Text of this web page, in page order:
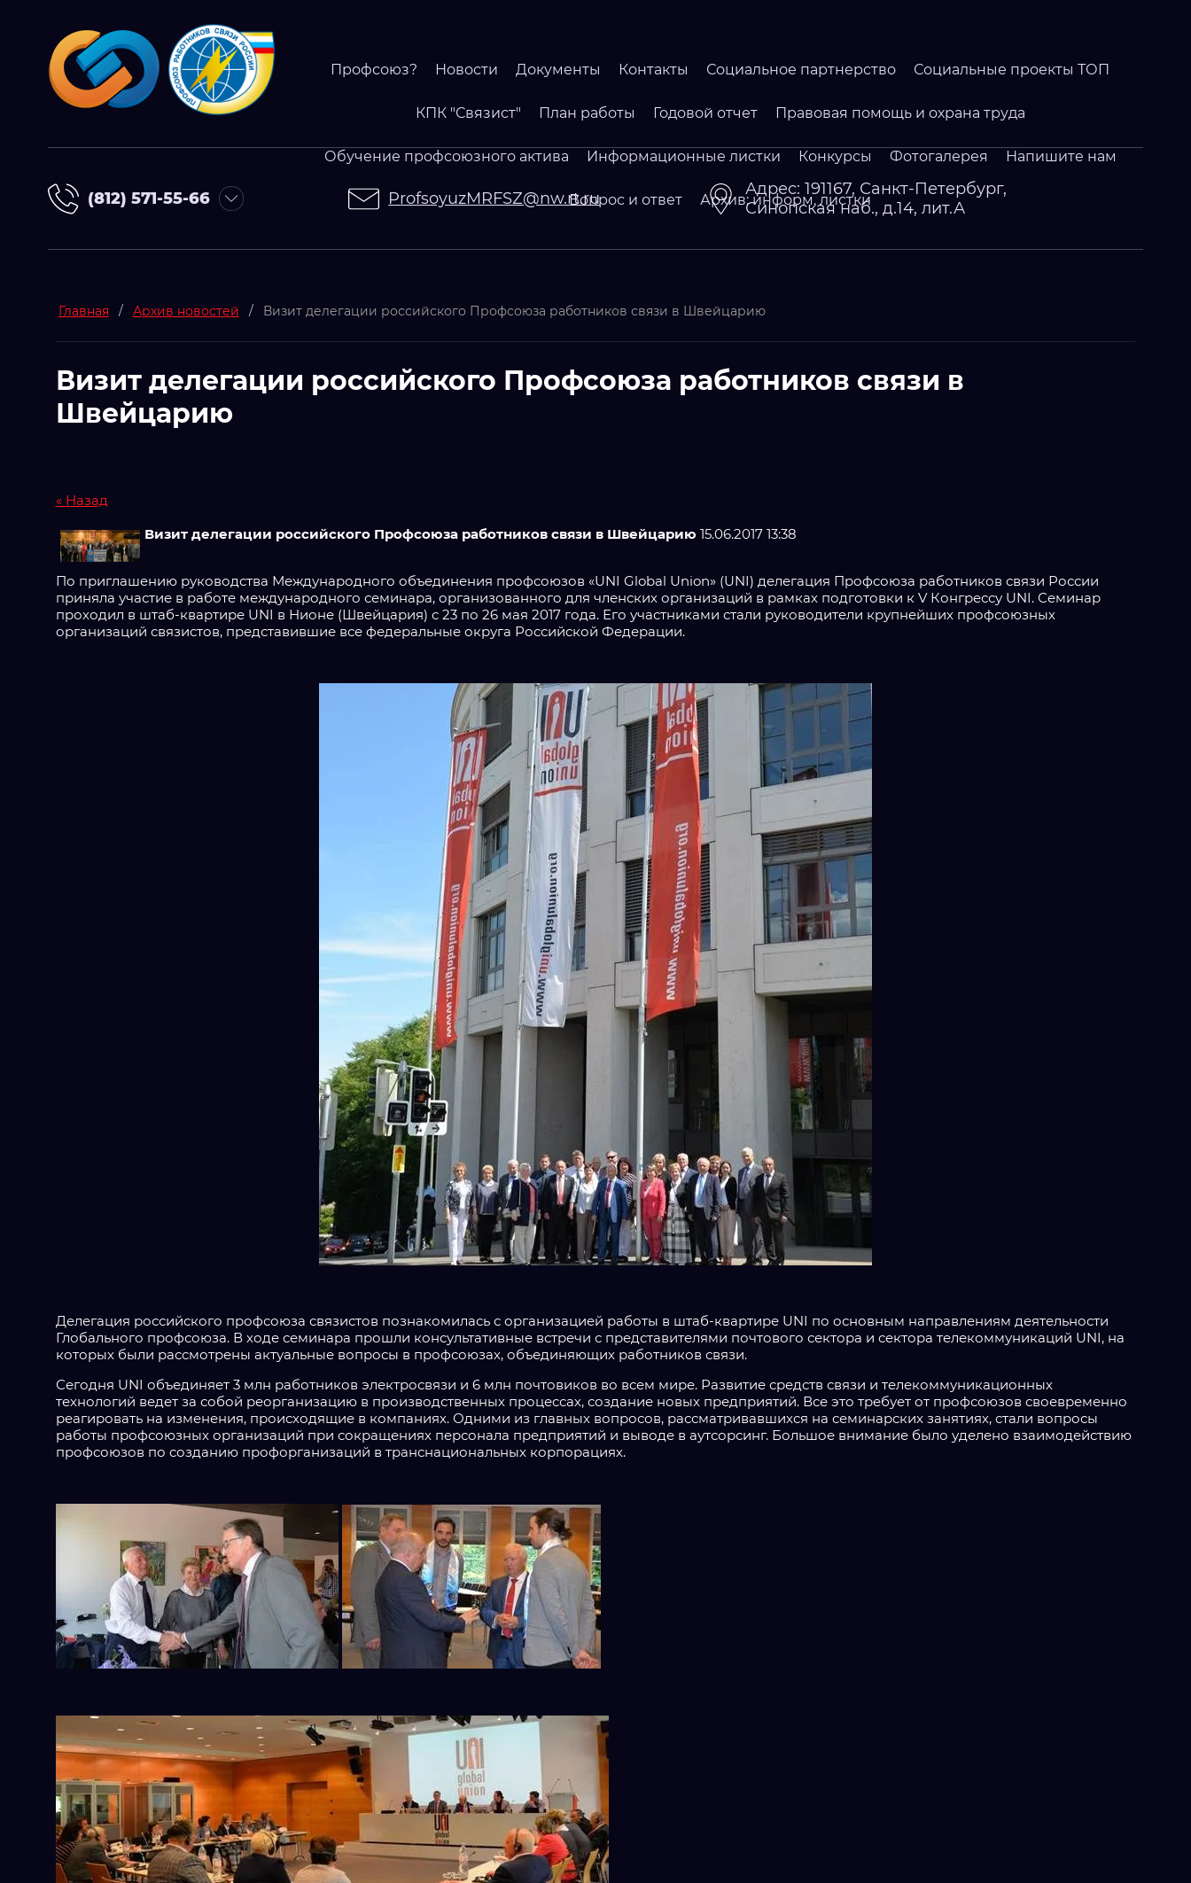
Профсоюз? Новости Документы Контакты Социальное партнерство Социальные проекты ТОП
КПК "Связист" План работы Годовой отчет Правовая помощь и охрана труда
Обучение профсоюзного актива Информационные листки Конкурсы Фотогалерея Напишите нам
Вопрос и ответ Архив: информ. листки
(812) 571-55-66 ProfsoyuzMRFSZ@nw.rt.ru
Адрес: 191167, Санкт-Петербург,
Синопская наб., д.14, лит.А
Главная / Архив новостей / Визит делегации российского Профсоюза работников связи в Швейцарию
Визит делегации российского Профсоюза работников связи в
Швейцарию
« Назад
Визит делегации российского Профсоюза работников связи в Швейцарию 15.06.2017 13:38
По приглашению руководства Международного объединения профсоюзов «UNI Global Union» (UNI) делегация Профсоюза работников связи России
приняла участие в работе международного семинара, организованного для членских организаций в рамках подготовки к V Конгрессу UNI. Семинар
проходил в штаб-квартире UNI в Нионе (Швейцария) с 23 по 26 мая 2017 года. Его участниками стали руководители крупнейших профсоюзных
организаций связистов, представившие все федеральные округа Российской Федерации.
Делегация российского профсоюза связистов познакомилась с организацией работы в штаб-квартире UNI по основным направлениям деятельности
Глобального профсоюза. В ходе семинара прошли консультативные встречи с представителями почтового сектора и сектора телекоммуникаций UNI, на
которых были рассмотрены актуальные вопросы в профсоюзах, объединяющих работников связи.
Сегодня UNI объединяет 3 млн работников электросвязи и 6 млн почтовиков во всем мире. Развитие средств связи и телекоммуникационных
технологий ведет за собой реорганизацию в производственных процессах, создание новых предприятий. Все это требует от профсоюзов своевременно
реагировать на изменения, происходящие в компаниях. Одними из главных вопросов, рассматривавшихся на семинарских занятиях, стали вопросы
работы профсоюзных организаций при сокращениях персонала предприятий и выводе в аутсорсинг. Большое внимание было уделено взаимодействию
профсоюзов по созданию профорганизаций в транснациональных корпорациях.